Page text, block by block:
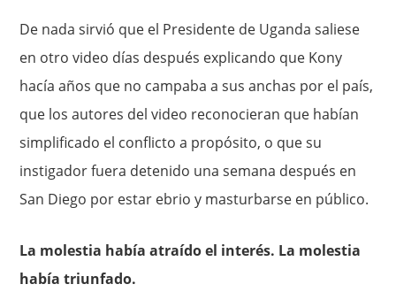
De nada sirvió que el Presidente de Uganda saliese
en otro video días después explicando que Kony
hacía años que no campaba a sus anchas por el país,
que los autores del video reconocieran que habían
simplificado el conflicto a propósito, o que su
instigador fuera detenido una semana después en
San Diego por estar ebrio y masturbarse en público.
La molestia había atraído el interés. La molestia
había triunfado.